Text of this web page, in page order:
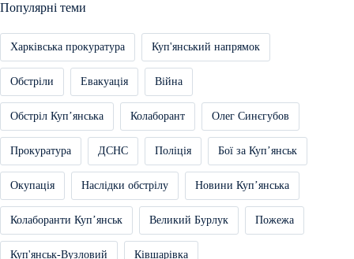
Популярні теми
Харківська прокуратура Куп'янський напрямок
Обстріли Евакуація Війна
Обстріл Купʼянська Колаборант Олег Синєгубов
Прокуратура ДСНС Поліція Бої за Купʼянськ
Окупація Наслідки обстрілу Новини Купʼянська
Колаборанти Купʼянськ Великий Бурлук Пожежа
Куп'янськ-Вузловий Ківшарівка